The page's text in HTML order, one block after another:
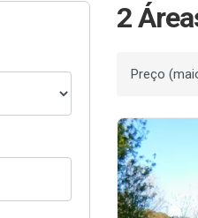
2
Ordenar por